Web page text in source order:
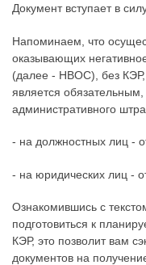
Документ вступает в
Напоминаем, что
оказывающих
(далее - НВОС), без КЭР,
является
административного
- на должностных лиц -
- на юридических лиц -
Ознакомившись с
подготовиться к
КЭР, это позволит вам
документов на